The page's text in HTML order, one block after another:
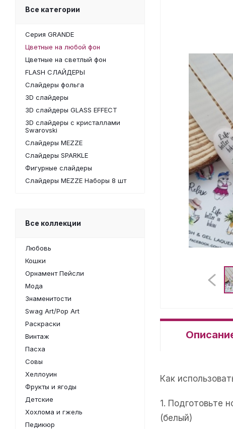
Как
1. Подготовьте
(белый)
Все категории
Серия GRANDE
Цветные на любой фон
Цветные на светлый фон
FLASH СЛАЙДЕРЫ
Слайдеры фольга
3D слайдеры
3D слайдеры GLASS EFFECT
3D слайдеры с кристаллами
Swarovski
Слайдеры MEZZE
Слайдеры SPARKLE
Фигурные слайдеры
Слайдеры MEZZE Наборы 8 шт
Все коллекции
Любовь
Кошки
Орнамент Пейсли
Мода
Знаменитости
Swag Art/Pop Art
Раскраски
Винтаж
Пасха
Совы
Хеллоуин
Фрукты и ягоды
Детские
Хохлома и гжель
Педикюр